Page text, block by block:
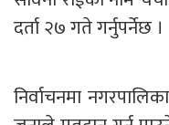
दर्ता २७ गते गर्नुपर्नेछ ।
निर्वाचनमा